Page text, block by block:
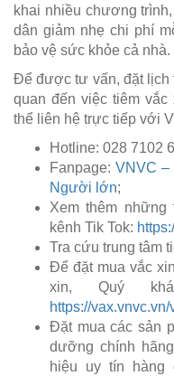
khai nhiều chương
dân giảm nhẹ chi phí
bảo vệ sức khỏe cả nhà.
Để được tư vấn, đặt lịch
quan đến việc tiêm vắc
thể liên hệ trực tiếp với
Hotline: 028 7102
Fanpage:VNVC –
Người lớn;
Xem thêm
kênh Tik Tok:
Tra cứu trung tâm
Để đặt mua vắc
xin, Quý
https://
Đặt mua các sản
dưỡng chính
hiệu uy tín hàng